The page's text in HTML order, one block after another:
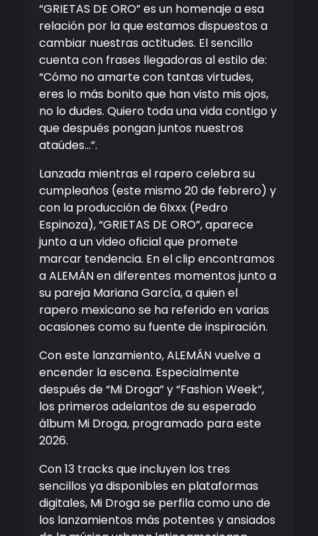
“GRIETAS DE ORO” es un homenaje a esa
relación por la que estamos dispuestos a
cambiar nuestras actitudes. El sencillo
cuenta con frases llegadoras al estilo de:
“Cómo no amarte con tantas virtudes,
eres lo más bonito que han visto mis ojos,
no lo dudes. Quiero toda una vida contigo y
que después pongan juntos nuestros
ataúdes…”.
Lanzada mientras el rapero celebra su
cumpleaños (este mismo 20 de febrero) y
con la producción de 6Ixxx (Pedro
Espinoza), “GRIETAS DE ORO”, aparece
junto a un video oficial que promete
marcar tendencia. En el clip encontramos
a ALEMÁN en diferentes momentos junto a
su pareja Mariana García, a quien el
rapero mexicano se ha referido en varias
ocasiones como su fuente de inspiración.
Con este lanzamiento, ALEMÁN vuelve a
encender la escena. Especialmente
después de “Mi Droga” y “Fashion Week”,
los primeros adelantos de su esperado
álbum Mi Droga, programado para este
2026.
Con 13 tracks que incluyen los tres
sencillos ya disponibles en plataformas
digitales, Mi Droga se perfila como uno de
los lanzamientos más potentes y ansiados